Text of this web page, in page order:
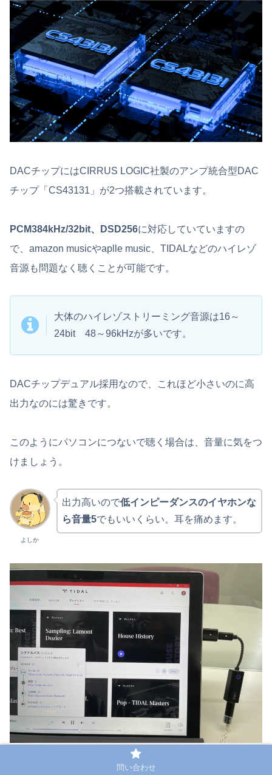
DACチップにはCIRRUS LOGIC社製のアンプ統合型DAC
チップ「CS43131」が2つ搭載されています。
PCM384kHz/32bit、DSD256に対応していていますの
で、amazon musicやaplle music、TIDALなどのハイレゾ
音源も問題なく聴くことが可能です。
大体のハイレゾストリーミング音源は16～
24bit 48～96kHzが多いです。
DACチップデュアル採用なので、これほど小さいのに高
出力なのには驚きです。
このようにパソコンにつないで聴く場合は、音量に気をつ
けましょう。
よしか
出力高いので低インピーダンスのイヤホンな
ら音量5でもいいくらい。耳を痛めます。
問い合わせ